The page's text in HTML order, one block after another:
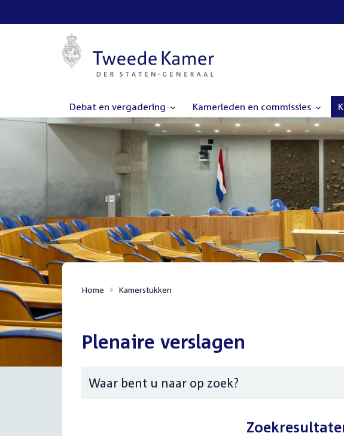
Debat en vergadering Kamerleden en commissies
Home Kamerstukken
Plenaire verslagen
Zoeken